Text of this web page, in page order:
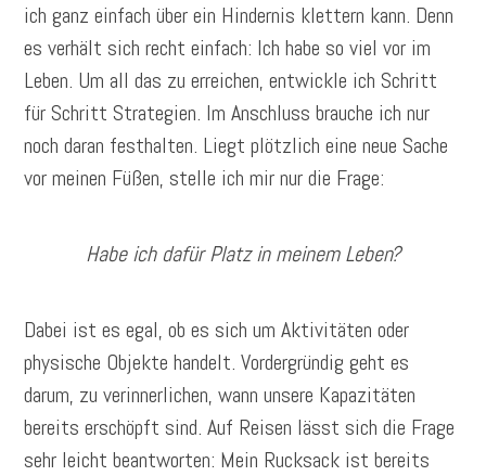
ich ganz einfach über ein Hindernis klettern kann. Denn
es verhält sich recht einfach: Ich habe so viel vor im
Leben. Um all das zu erreichen, entwickle ich Schritt
für Schritt Strategien. Im Anschluss brauche ich nur
noch daran festhalten. Liegt plötzlich eine neue Sache
vor meinen Füßen, stelle ich mir nur die Frage:
Habe ich dafür Platz in meinem Leben?
Dabei ist es egal, ob es sich um Aktivitäten oder
physische Objekte handelt. Vordergründig geht es
darum, zu verinnerlichen, wann unsere Kapazitäten
bereits erschöpft sind. Auf Reisen lässt sich die Frage
sehr leicht beantworten: Mein Rucksack ist bereits